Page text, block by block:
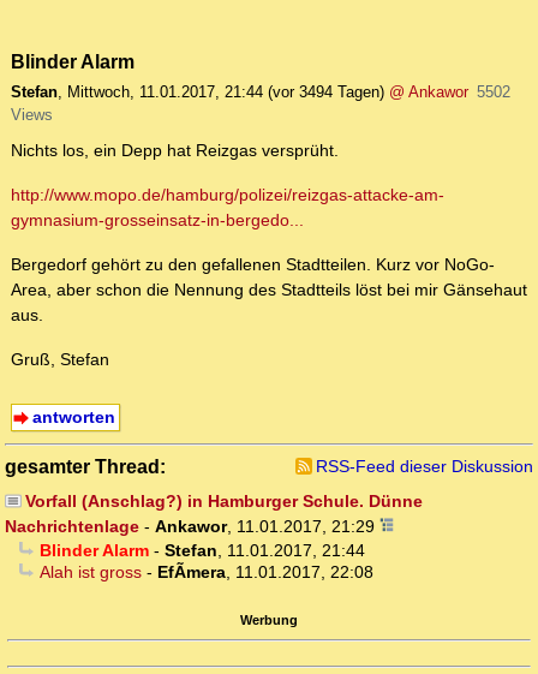
Blinder Alarm
Stefan, Mittwoch, 11.01.2017, 21:44 (vor 3494 Tagen) @ Ankawor 5502
Views
Nichts los, ein Depp hat Reizgas versprüht.
http://www.mopo.de/hamburg/polizei/reizgas-attacke-am-
gymnasium-grosseinsatz-in-bergedo...
Bergedorf gehört zu den gefallenen Stadtteilen. Kurz vor NoGo-
Area, aber schon die Nennung des Stadtteils löst bei mir Gänsehaut
aus.
Gruß, Stefan
antworten
gesamter Thread:
RSS-Feed dieser Diskussion
Vorfall (Anschlag?) in Hamburger Schule. Dünne
Nachrichtenlage - Ankawor, 11.01.2017, 21:29
Blinder Alarm- Stefan, 11.01.2017, 21:44
Alah ist gross- EfÃ­mera, 11.01.2017, 22:08
Werbung